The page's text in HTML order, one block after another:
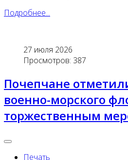
Подробнее...
27 июля 2026
Просмотров: 387
Почепчане
военно-морского
торжественным
Печать